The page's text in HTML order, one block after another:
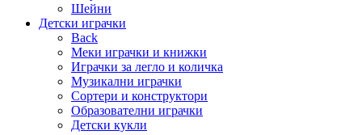
Шейни
Детски играчки
Back
Меки играчки и книжки
Играчки за легло и количка
Музикални играчки
Сортери и конструктори
Образователни играчки
Детски кукли